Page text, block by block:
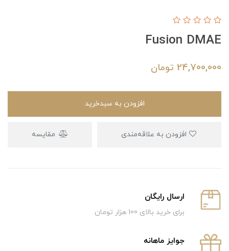
Fusion DMAE
24,700,000 تومان
افزودن به سبدخرید
مقایسه
ارسال رایگان
برای خرید بالای 100 هزار تومان
جوایز ماهانه